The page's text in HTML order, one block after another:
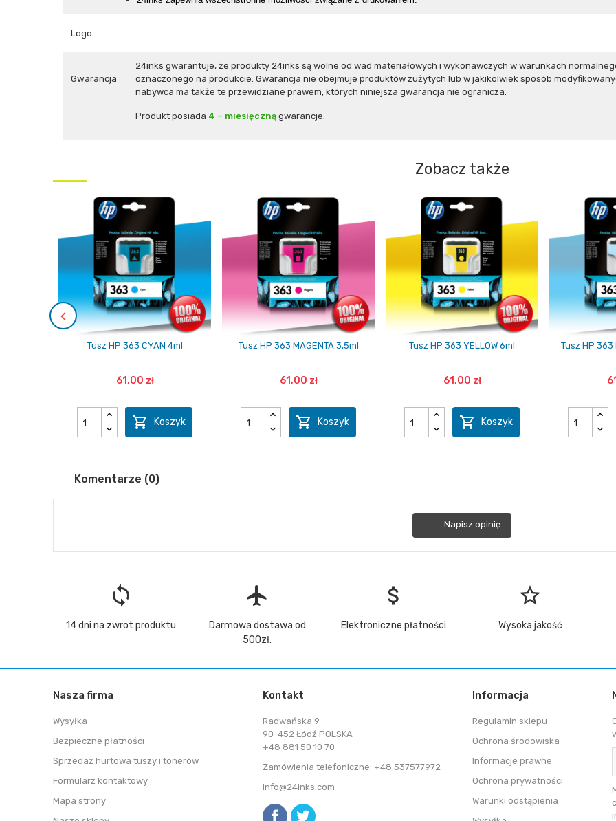
Logo
Gwarancja
24inks gwarantuje, że produkty 24inks są wolne od wad materiałowych i wykonawczych w warunkach
oznaczonego na produkcie. Gwarancja nie obejmuje produktów zużytych lub w jakikolwiek sposób
nabywca ma także te przewidziane prawem, których niniejsza gwarancja nie ogranicza.
Produkt posiada 4 – miesięczną gwarancje.
Zobacz także
Tusz HP 363 CYAN 4ml
61,00 zł
 Koszyk
Tusz HP 363 MAGENTA 3,5ml
61,00 zł
 Koszyk
Tusz HP 363 YELLOW 6ml
61,00 zł
 Koszyk
Tusz HP 363
Komentarze (0)
Napisz opinię
loop
14 dni na zwrot produktu
flight
Darmowa dostawa od
500zł.
attach_money
Elektroniczne płatności
star_border
Wysoka jakość
Nasza firma
Wysyłka
Bezpieczne płatności
Sprzedaż hurtowa tuszy i tonerów
Formularz kontaktowy
Mapa strony
Kontakt
Radwańska 9
90-452 Łódź POLSKA
+48 881 50 10 70
Zamówienia telefoniczne: +48 537577972
info@24inks.com
Informacja
Regulamin sklepu
Ochrona środowiska
Informacje prawne
Ochrona prywatności
Warunki odstąpienia